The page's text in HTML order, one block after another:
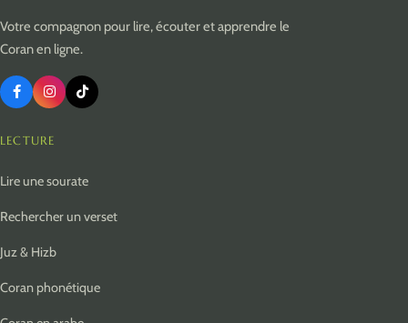
Votre compagnon pour lire, écouter et apprendre le
Coran en ligne.
LECTURE
Lire une sourate
Rechercher un verset
Juz & Hizb
Coran phonétique